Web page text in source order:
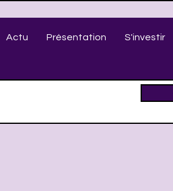
Actu Présentation S'investir